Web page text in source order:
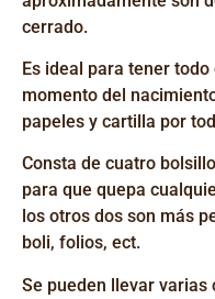
cerrado.
Es ideal para tener
momento del
papeles y cartilla por
Consta de cuatro
para que quepa
los otros dos son más
boli, folios, ect.
Se pueden llevar